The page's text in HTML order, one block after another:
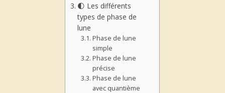
🌓 Les différents
types de phase de
lune
Phase de lune
simple
Phase de lune
précise
Phase de lune
avec quantième